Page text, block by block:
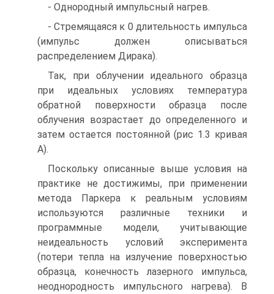
- Однородный импульсный нагрев.
- Стремящаяся к 0 длительность импульса
(импульс должен описываться
распределением Дирака).
Так, при облучении идеального образца
при идеальных условиях температура
обратной поверхности образца после
облучения возрастает до определенного и
затем остается постоянной (рис 1.3 кривая
А).
Поскольку описанные выше условия на
практике не достижимы, при применении
метода Паркера к реальным условиям
используются различные техники и
программные модели, учитывающие
неидеальность условий эксперимента
(потери тепла на излучение поверхностью
образца, конечность лазерного импульса,
неоднородность импульсного нагрева). В